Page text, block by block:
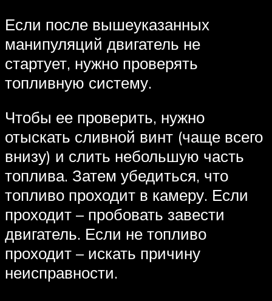
Если после вышеуказанных
манипуляций двигатель не
стартует, нужно проверять
топливную систему.
Чтобы ее проверить, нужно
отыскать сливной винт (чаще всего
внизу) и слить небольшую часть
топлива. Затем убедиться, что
топливо проходит в камеру. Если
проходит – пробовать завести
двигатель. Если не топливо
проходит – искать причину
неисправности.